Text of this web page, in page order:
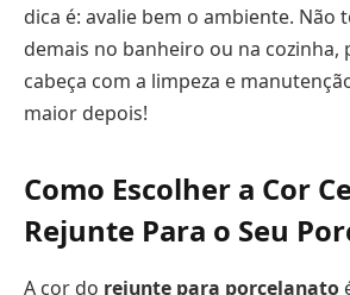
dica é: avalie bem o ambiente. Não
demais no banheiro ou na cozinha,
cabeça com a limpeza e
maior depois!
Como Escolher a Cor
Rejunte Para o Seu
A cor do rejunte para porcelanato